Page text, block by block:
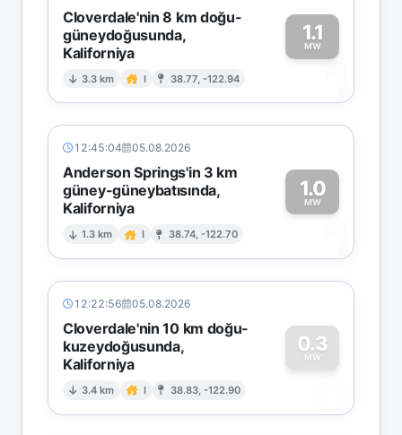
Cloverdale'nin 8 km doğu-
güneydoğusunda,
Kaliforniya
3.3 km I 38.77, -122.94
1.1
MW
1
12:45:04 05.08.2026
Anderson Springs'in 3 km
güney-güneybatısında,
Kaliforniya
1.3 km I 38.74, -122.70
1.0
MW
1
12:22:56 05.08.2026
Cloverdale'nin 10 km doğu-
kuzeydoğusunda,
Kaliforniya
3.4 km I 38.83, -122.90
0.3
MW
0